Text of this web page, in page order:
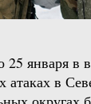
25 января в
атаках в